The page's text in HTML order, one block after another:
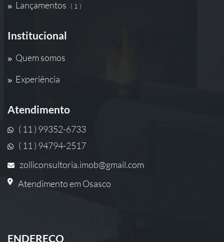
Lançamentos ( 1 )
Institucional
Quem somos
Experiência
Atendimento
( 11 ) 99352-6733
( 11 ) 94794-2517
zolliconsultoria.imob@gmail.com
Atendimento em Osasco
ENDEREÇO